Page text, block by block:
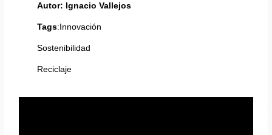
Autor: Ignacio Vallejos
Tags:Innovación
Sostenibilidad
Reciclaje